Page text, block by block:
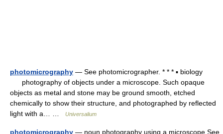
photomicrography — See photomicrographer. * * * ▪ biology
photography of objects under a microscope. Such opaque
objects as metal and stone may be ground smooth, etched
chemically to show their structure, and photographed by reflected
light with a… …
Universalium
photomicrography — noun photography using a microscope See